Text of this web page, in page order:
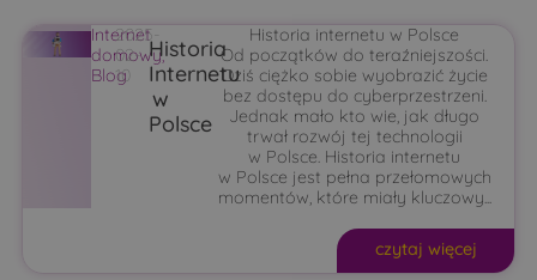
Internet
domowy,
Blog
2025-
02-
10
Historia
Internetu
w
Polsce
Historia internetu w Polsce
Od początków do teraźniejszości.
Dziś ciężko sobie wyobrazić życie
bez dostępu do cyberprzestrzeni.
Jednak mało kto wie, jak długo
trwał rozwój tej technologii
w Polsce. Historia internetu
w Polsce jest pełna przełomowych
momentów, które miały kluczowy...
czytaj więcej